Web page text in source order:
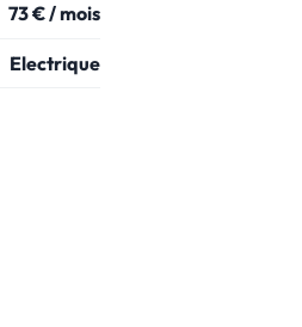
73 € / mois
Electrique